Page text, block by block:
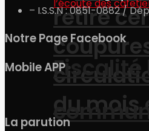
retire
du mois
Fiscalité
– I.S.S.N : 0851-0882 /
Notre Page Facebook
Mobile APP
La parution